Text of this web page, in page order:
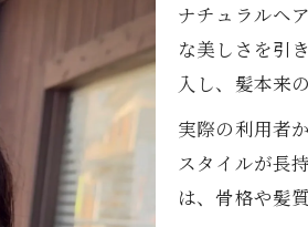
ナチュラルヘ
な美しさを引
入し、髪本来
実際の利用者
スタイルが長
は、骨格や髪